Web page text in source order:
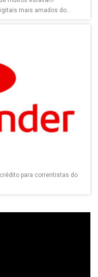
mais amados do...
para correntistas do